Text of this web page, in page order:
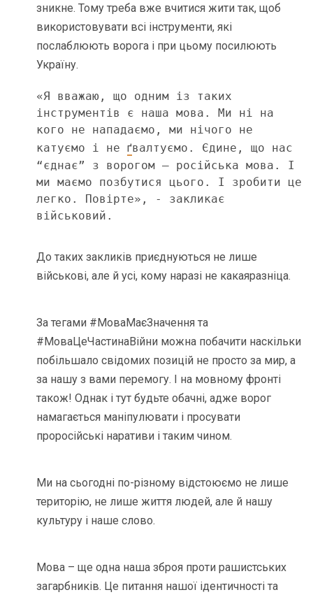
зникне. Тому треба вже вчитися жити так, щоб
використовувати всі інструменти, які
послаблюють ворога і при цьому посилюють
Україну.
«Я вважаю, що одним із таких
інструментів є наша мова. Ми ні на
кого не нападаємо, ми нічого не
катуємо і не ґвалтуємо. Єдине, що нас
“єднає” з ворогом – російська мова. І
ми маємо позбутися цього. І зробити це
легко. Повірте», - закликає
військовий.
До таких закликів приєднуються не лише
військові, але й усі, кому наразі не какаяразніца.
За тегами #МоваМаєЗначення та
#МоваЦеЧастинаВійни можна побачити наскільки
побільшало свідомих позицій не просто за мир, а
за нашу з вами перемогу. І на мовному фронті
також! Однак і тут будьте обачні, адже ворог
намагається маніпулювати і просувати
проросійські наративи і таким чином.
Ми на сьогодні по-різному відстоюємо не лише
територію, не лише життя людей, але й нашу
культуру і наше слово.
Мова – ще одна наша зброя проти рашистських
загарбників. Це питання нашої ідентичності та